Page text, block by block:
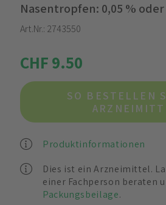
Nasentropfen: 0,05 % oder
Art.Nr.: 2743550
CHF 9.50
SO BESTELLEN
Produktinformationen
Dies ist ein Arzneimittel.
einer Fachperson beraten
Packungsbeilage.